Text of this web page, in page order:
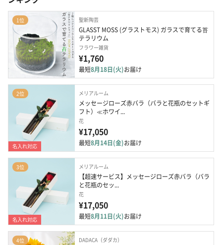
1位 聖新陶芸
GLASST MOSS (グラストモス) ガラスで育てる苔
テラリウム
フラワー雑貨
¥1,760
最短8月18日(火)お届け
2位
名入れ対応
メリアルーム
メッセージローズ赤バラ（バラと花瓶のセットギ
フト）≪ホワイ...
花
¥17,050
最短8月14日(金)お届け
3位
名入れ対応
メリアルーム
【超速サービス】メッセージローズ赤バラ（バラ
と花瓶のセッ...
花
¥17,050
最短8月11日(火)お届け
4位 DADACA（ダダカ）